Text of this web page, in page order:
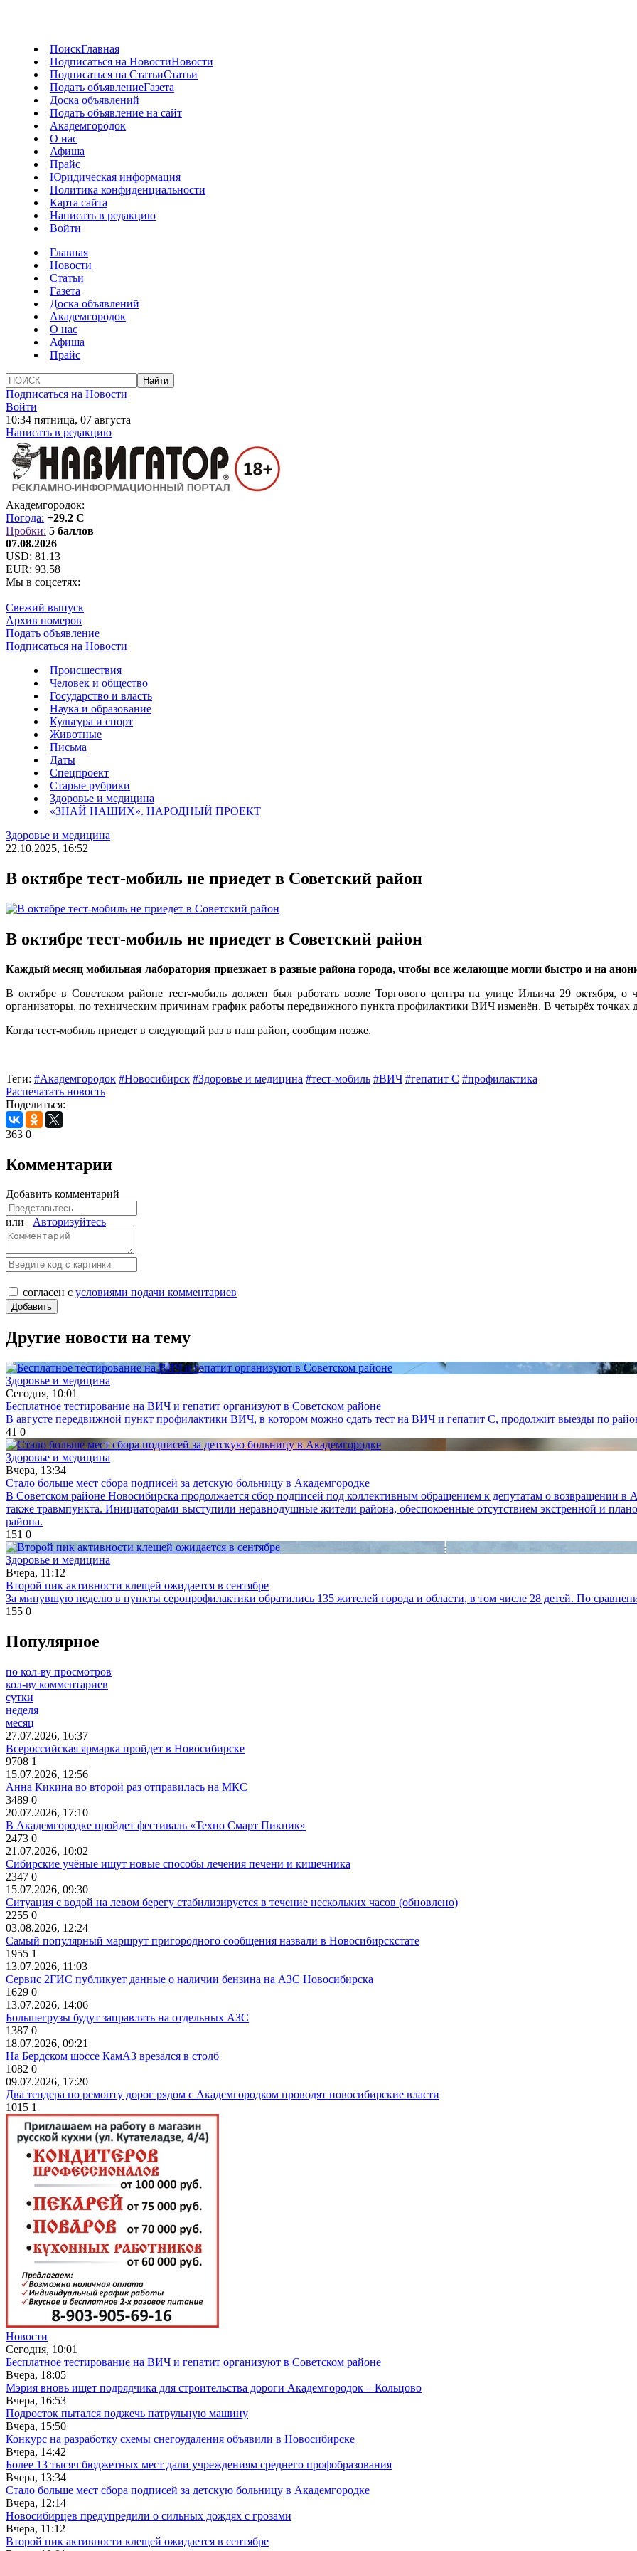
ПоискГлавная
Подписаться на НовостиНовости
Подписаться на СтатьиСтатьи
Подать объявлениеГазета
Доска объявлений
Подать объявление на сайт
Академгородок
О нас
Афиша
Прайс
Юридическая информация
Политика конфиденциальности
Карта сайта
Написать в редакцию
Войти
Главная
Новости
Статьи
Газета
Доска объявлений
Академгородок
О нас
Афиша
Прайс
Подписаться на Новости
Войти
10:34 пятница, 07 августа
Написать в редакцию
Академгородок:
Погода: +29.2 C
Пробки: 5 баллов
07.08.2026
USD: 81.13
EUR: 93.58
Мы в соцсетях:
Свежий выпуск
Архив номеров
Подать объявление
Подписаться на Новости
Происшествия
Человек и общество
Государство и власть
Наука и образование
Культура и спорт
Животные
Письма
Даты
Спецпроект
Старые рубрики
Здоровье и медицина
«ЗНАЙ НАШИХ». НАРОДНЫЙ ПРОЕКТ
Здоровье и медицина
22.10.2025, 16:52
В октябре тест-мобиль не приедет в Советский район
В октябре тест-мобиль не приедет в Советский район
Каждый месяц мобильная лаборатория приезжает в разные района города, чтобы все желающие могли быстро и на
В октябре в Советском районе тест-мобиль должен был работать возле Торгового центра на улице Ильича 29 октября, о
организаторы, по техническим причинам график работы передвижного пункта профилактики ВИЧ изменён. В четырёх точках
Когда тест-мобиль приедет в следующий раз в наш район, сообщим позже.
Теги: #Академгородок #Новосибирск #Здоровье и медицина #тест-мобиль #ВИЧ #гепатит С #профилактика
Распечатать новость
Поделиться:
363 0
Комментарии
Добавить комментарий
или Авторизуйтесь
согласен с условиями подачи комментариев
Другие новости на тему
Здоровье и медицина
Сегодня, 10:01
Бесплатное тестирование на ВИЧ и гепатит организуют в Советском районе
В августе передвижной пункт профилактики ВИЧ, в котором можно сдать тест на ВИЧ и гепатит С, продолжит выезды по
41 0
Здоровье и медицина
Вчера, 13:34
Стало больше мест сбора подписей за детскую больницу в Академгородке
В Советском районе Новосибирска продолжается сбор подписей под коллективным обращением к депутатам о возвращении в
также травмпункта. Инициаторами выступили неравнодушные жители района, обеспокоенные отсутствием экстренной и
района.
151 0
Здоровье и медицина
Вчера, 11:12
Второй пик активности клещей ожидается в сентябре
За минувшую неделю в пункты серопрофилактики обратились 135 жителей города и области, в том числе 28 детей. По
155 0
Популярное
по кол-ву просмотров
кол-ву комментариев
сутки
неделя
месяц
27.07.2026, 16:37
Всероссийская ярмарка пройдет в Новосибирске
9708 1
15.07.2026, 12:56
Анна Кикина во второй раз отправилась на МКС
3489 0
20.07.2026, 17:10
В Академгородке пройдет фестиваль «Техно Смарт Пикник»
2473 0
21.07.2026, 10:02
Сибирские учёные ищут новые способы лечения печени и кишечника
2347 0
15.07.2026, 09:30
Ситуация с водой на левом берегу стабилизируется в течение нескольких часов (обновлено)
2255 0
03.08.2026, 12:24
Самый популярный маршрут пригородного сообщения назвали в Новосибирскстате
1955 1
13.07.2026, 11:03
Сервис 2ГИС публикует данные о наличии бензина на АЗС Новосибирска
1629 0
13.07.2026, 14:06
Большегрузы будут заправлять на отдельных АЗС
1387 0
18.07.2026, 09:21
На Бердском шоссе КамАЗ врезался в столб
1082 0
09.07.2026, 17:20
Два тендера по ремонту дорог рядом с Академгородком проводят новосибирские власти
1015 1
Новости
Сегодня, 10:01
Бесплатное тестирование на ВИЧ и гепатит организуют в Советском районе
Вчера, 18:05
Мэрия вновь ищет подрядчика для строительства дороги Академгородок – Кольцово
Вчера, 16:53
Подросток пытался поджечь патрульную машину
Вчера, 15:50
Конкурс на разработку схемы снегоудаления объявили в Новосибирске
Вчера, 14:42
Более 13 тысяч бюджетных мест дали учреждениям среднего профобразования
Вчера, 13:34
Стало больше мест сбора подписей за детскую больницу в Академгородке
Вчера, 12:14
Новосибирцев предупредили о сильных дождях с грозами
Вчера, 11:12
Второй пик активности клещей ожидается в сентябре